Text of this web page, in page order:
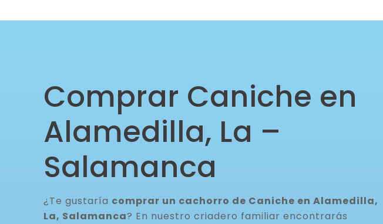
Comprar Caniche en
Alamedilla, La –
Salamanca
¿Te gustaría comprar un cachorro de Caniche en Alamedilla,
La, Salamanca? En nuestro criadero familiar encontrarás